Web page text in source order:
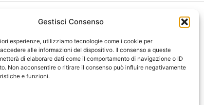
Gestisci Consenso
esperienze, utilizziamo tecnologie come i cookie per
alle informazioni del dispositivo. Il consenso a queste
di elaborare dati come il comportamento di navigazione o ID
Non acconsentire o ritirare il consenso può influire negativamente
e funzioni.
NotiziePlus.com
Umano Verificato